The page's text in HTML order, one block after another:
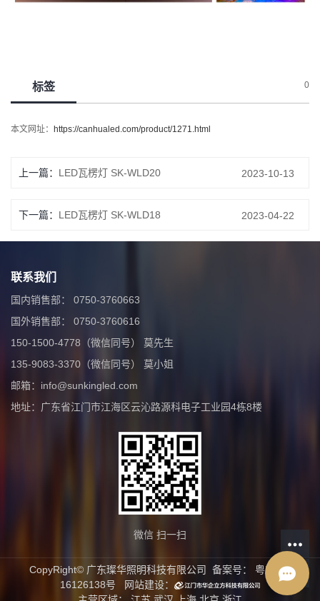
标签 0
本文网址： https://canhualed.com/product/1271.html
上一篇： LED瓦楞灯 SK-WLD20 2023-10-13
下一篇： LED瓦楞灯 SK-WLD18 2023-04-22
联系我们
国内销售部： 0750-3760663
国外销售部： 0750-3760616
150-1500-4778（微信同号） 莫先生
135-9083-3370（微信同号） 莫小姐
邮箱：info@sunkingled.com
地址：广东省江门市江海区云沁路源科电子工业园4栋8楼
微信 扫一扫
CopyRight© 广东璨华照明科技有限公司 备案号： 粤ICP备
16126138号 网站建设：